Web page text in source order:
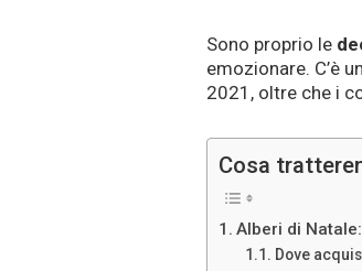
Sono proprio le
emozionare. C’è
2021, oltre che i
Cosa
Alberi di
Dove